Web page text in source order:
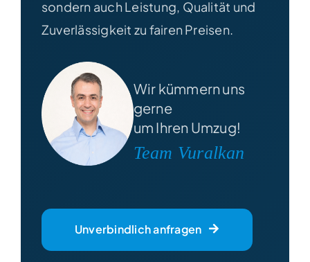
sondern auch Leistung, Qualität und
Zuverlässigkeit zu fairen Preisen.
Wir kümmern uns
gerne
um Ihren Umzug!
Team Vuralkan
Unverbindlich anfragen